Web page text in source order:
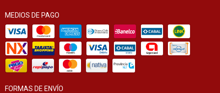
MEDIOS DE PAGO
FORMAS DE ENVÍO